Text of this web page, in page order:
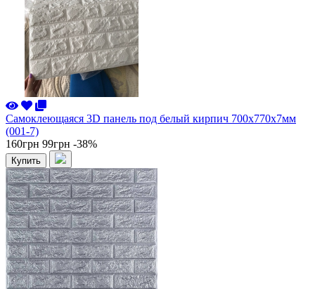
Самоклеющаяся 3D панель под белый кирпич 700x770x7мм
(001-7)
160грн 99грн -38%
Купить